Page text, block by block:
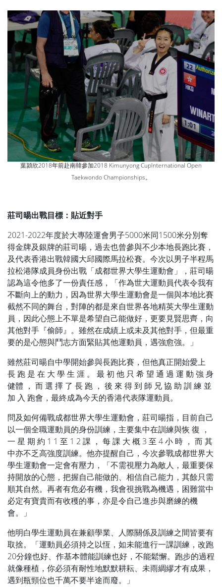
葉潁欣2018年前赴南韓參加2018 Kimunyong CupInternational Open
Taekwondo Championships。
莊司暘出戰目標：貼近對手
2021-2022年度於大專陸運會男子5000米同1500米分別奪
得金牌及銀牌的莊司暘，過去也曾參與不少本地長跑比賽，
及代表香港出戰韓國大邱國際馬拉松賽。今次以男子半程馬
拉松港隊成員身份出戰「成都世界大學生運動會」，莊司暘
認為這令他多了一份責任感，「作為世大運動員代表令我有
不斷向上的動力，因為世界大學生運動會是一個與本地比賽
截然不同的舞台，對陣的都是來自世界各地精英大學生運動
員，因此心態上不單是希望自己能做好，更要見賢思齊，向
其他對手『偷師』。雖然在成績上或未及其他對手，但最重
要的是心態與鬥志方面緊貼其他運動員，遇強愈強。」
雖然莊司暘自中學開始參與長跑比賽，但他真正開始愛上
長 跑 是 在 大 學 生 涯 。 最 初 他 只 希 望 通 過 運 動 強 身
健體 ， 而 選 擇 了 長 跑 ， 後 來 得 到 師 兄 協 助 訓 練 並
加 入 跑會，最終成為今天的香港代表隊運動員。
問及如何備戰成都世界大學生運動會，莊司暘指，目前自己
以一個全職運動員的身份訓練，主要集中在訓練與恢 復 ，
一 星 期 約 1 1 至 1 2 課 ， 每 課 大 概 3 至 4 小 時 ， 而 其
中亦不乏高強度訓練。他亦提醒自己，今次參戰成都世界大
學生運動會一定會有壓力，「不需視壓力為敵人，最重要保
持開放的心態，把握自己能做的、相信自己能力，其餘只需
順其自然。再者有危必有機，我會視挑戰為機遇，困難當中
必定有寶貴而有收穫的事，亦是令自己進步與磨練的機
會。」
他明白學生運動員在兼顧學業、人際關係及訓練之間皆要有
取捨。「運動員必須持之以恆，如未能進行一課訓練，改跑
20分鐘也好、作基本體能訓練也好，不能鬆懈。跑步的過程
就像種植，你必須有耐性地默默耕耘、未雨綢繆才有成果，
遇到瓶頸位也千萬不要半途而廢。」